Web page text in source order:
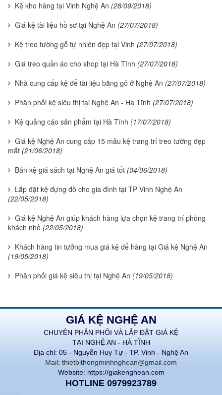
Kệ kho hàng tại Vinh Nghệ An (28/09/2018)
Giá kệ tài liệu hồ sơ tại Nghệ An (27/07/2018)
Kệ treo tường gỗ tự nhiên đẹp tại Vinh (27/07/2018)
Giá treo quần áo cho shop tại Hà Tĩnh (27/07/2018)
Nhà cung cấp kệ để tài liệu bằng gỗ ở Nghệ An (27/07/2018)
Phân phối kệ siêu thị tại Nghệ An - Hà Tĩnh (27/07/2018)
Kệ quảng cáo sản phẩm tại Hà Tĩnh (17/07/2018)
Giá kệ Nghệ An cung cấp 15 mẫu kệ trang trí treo tường đẹp
mắt (21/06/2018)
Bán kệ giá sách tại Nghệ An giá tốt (04/06/2018)
Lắp đặt kệ đựng đồ cho gia đình tại TP Vinh Nghệ An
(22/05/2018)
Giá kệ Nghệ An giúp khách hàng lựa chọn kệ trang trí phòng
khách nhỏ (22/05/2018)
Khách hàng tin tưởng mua giá kệ để hàng tại Giá kệ Nghệ An
(19/05/2018)
Phân phối giá kệ siêu thị tại Nghệ An (19/05/2018)
GIÁ KỆ NGHỆ AN
CHUYÊN PHÂN PHỐI VÀ LẮP ĐẶT GIÁ KỆ
TẠI NGHỆ AN - HÀ TĨNH
Địa chỉ: 05 - Nguyễn Huy Tự - TP. Vinh - Nghệ An
Mail: thietbithongminhnghean@gmail.com
Website: https://giakenghean.com
HOTLINE 0979923789